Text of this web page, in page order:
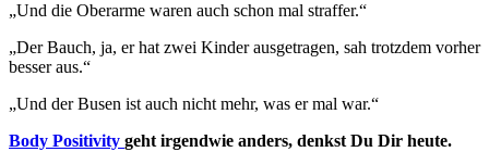
„Und die Oberarme waren auch schon mal straffer.“
„Der Bauch, ja, er hat zwei Kinder ausgetragen, sah trotzdem vorher
besser aus.“
„Und der Busen ist auch nicht mehr, was er mal war.“
Body Positivity geht irgendwie anders, denkst Du Dir heute.